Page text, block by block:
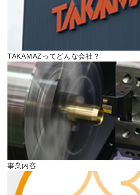
高松流技
ご利用に際して
当社のセキュリティへの取り組み
プライバシーポリシー
ENGLISH
TAKAMAZってどんな会社？
事業内容